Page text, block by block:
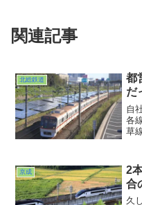
関連記事
北総鉄道
都
だ
自
各
草
と
は
れ
ご
京成
2
合
久